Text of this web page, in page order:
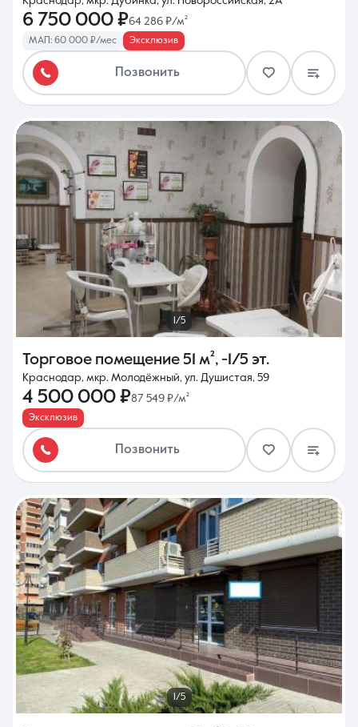
6 750 000 ₽64 286 ₽/м²
МАП: 60 000 ₽/мес Эксклюзив
Позвонить
1/5
Торговое помещение 51 м², -1/5 эт.
Краснодар, мкр. Молодёжный, ул. Душистая, 59
4 500 000 ₽87 549 ₽/м²
Эксклюзив
Позвонить
1/5